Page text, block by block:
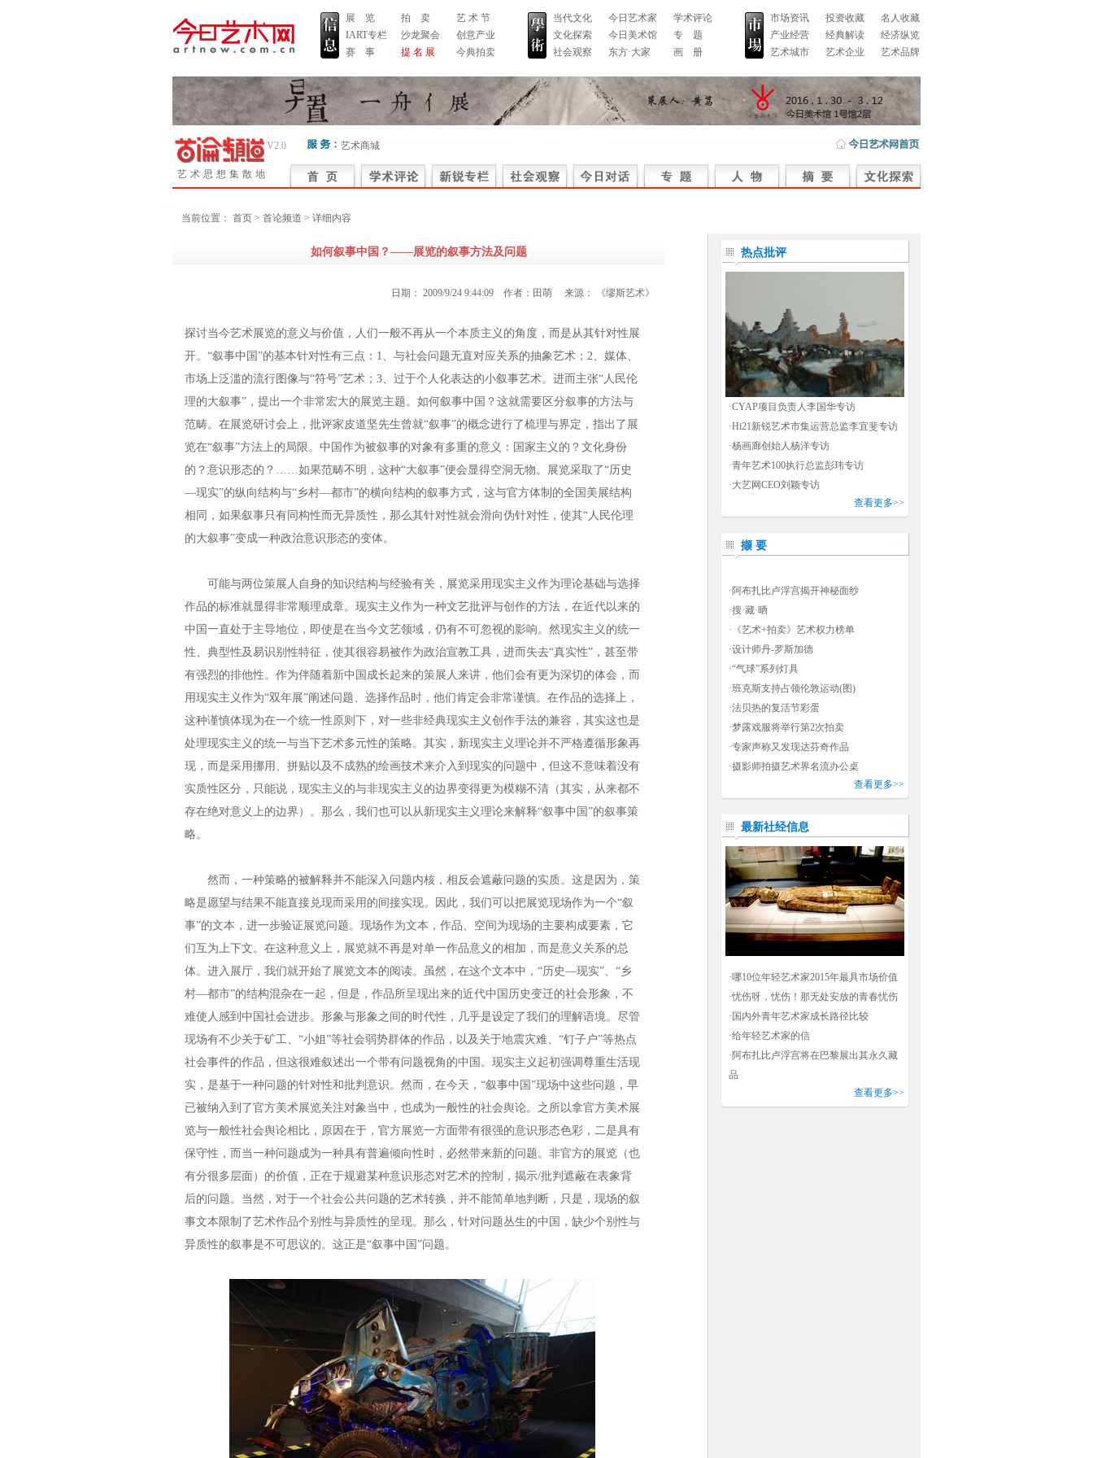
展 览
IART专栏
赛 事
拍 卖
沙龙聚会
提 名 展
艺 术 节
创意产业
今典拍卖
当代文化
文化探索
社会观察
今日艺术家
今日美术馆
东方·大家
学术评论
专 题
画 册
市场资讯
产业经营
艺术城市
投资收藏
经典解读
艺术企业
名人收藏
经济纵览
艺术品牌
艺术思想集散地
V2.0 艺术商城
当前位置： 首页 > 首论频道 > 详细内容
如何叙事中国？——展览的叙事方法及问题
日期： 2009/9/24 9:44:09 作者： 田萌 来源： 《缪斯艺术》
探讨当今艺术展览的意义与价值，人们一般不再从一个本质主义的角度，而是从其针对性展
开。“叙事中国”的基本针对性有三点：1、与社会问题无直对应关系的抽象艺术；2、媒体、
市场上泛滥的流行图像与“符号”艺术；3、过于个人化表达的小叙事艺术。进而主张“人民伦
理的大叙事”，提出一个非常宏大的展览主题。如何叙事中国？这就需要区分叙事的方法与
范畴。在展览研讨会上，批评家皮道坚先生曾就“叙事”的概念进行了梳理与界定，指出了展
览在“叙事”方法上的局限。中国作为被叙事的对象有多重的意义：国家主义的？文化身份
的？意识形态的？……如果范畴不明，这种“大叙事”便会显得空洞无物。展览采取了“历史
—现实”的纵向结构与“乡村—都市”的横向结构的叙事方式，这与官方体制的全国美展结构
相同，如果叙事只有同构性而无异质性，那么其针对性就会滑向伪针对性，使其“人民伦理
的大叙事”变成一种政治意识形态的变体。
可能与两位策展人自身的知识结构与经验有关，展览采用现实主义作为理论基础与选择
作品的标准就显得非常顺理成章。现实主义作为一种文艺批评与创作的方法，在近代以来的
中国一直处于主导地位，即使是在当今文艺领域，仍有不可忽视的影响。然现实主义的统一
性、典型性及易识别性特征，使其很容易被作为政治宣教工具，进而失去“真实性”，甚至带
有强烈的排他性。作为伴随着新中国成长起来的策展人来讲，他们会有更为深切的体会，而
用现实主义作为“双年展”阐述问题、选择作品时，他们肯定会非常谨慎。在作品的选择上，
这种谨慎体现为在一个统一性原则下，对一些非经典现实主义创作手法的兼容，其实这也是
处理现实主义的统一与当下艺术多元性的策略。其实，新现实主义理论并不严格遵循形象再
现，而是采用挪用、拼贴以及不成熟的绘画技术来介入到现实的问题中，但这不意味着没有
实质性区分，只能说，现实主义的与非现实主义的边界变得更为模糊不清（其实，从来都不
存在绝对意义上的边界）。那么，我们也可以从新现实主义理论来解释“叙事中国”的叙事策
略。
然而，一种策略的被解释并不能深入问题内核，相反会遮蔽问题的实质。这是因为，策
略是愿望与结果不能直接兑现而采用的间接实现。因此，我们可以把展览现场作为一个“叙
事”的文本，进一步验证展览问题。现场作为文本，作品、空间为现场的主要构成要素，它
们互为上下文。在这种意义上，展览就不再是对单一作品意义的相加，而是意义关系的总
体。进入展厅，我们就开始了展览文本的阅读。虽然，在这个文本中，“历史—现实”、“乡
村—都市”的结构混杂在一起，但是，作品所呈现出来的近代中国历史变迁的社会形象，不
难使人感到中国社会进步。形象与形象之间的时代性，几乎是设定了我们的理解语境。尽管
现场有不少关于矿工、“小姐”等社会弱势群体的作品，以及关于地震灾难、“钉子户”等热点
社会事件的作品，但这很难叙述出一个带有问题视角的中国。现实主义起初强调尊重生活现
实，是基于一种问题的针对性和批判意识。然而，在今天，“叙事中国”现场中这些问题，早
已被纳入到了官方美术展览关注对象当中，也成为一般性的社会舆论。之所以拿官方美术展
览与一般性社会舆论相比，原因在于，官方展览一方面带有很强的意识形态色彩，二是具有
保守性，而当一种问题成为一种具有普遍倾向性时，必然带来新的问题。非官方的展览（也
有分很多层面）的价值，正在于规避某种意识形态对艺术的控制，揭示/批判遮蔽在表象背
后的问题。当然，对于一个社会公共问题的艺术转换，并不能简单地判断，只是，现场的叙
事文本限制了艺术作品个别性与异质性的呈现。那么，针对问题丛生的中国，缺少个别性与
异质性的叙事是不可思议的。这正是“叙事中国”问题。
热点批评
·CYAP项目负责人李国华专访
·Hi21新锐艺术市集运营总监李宜斐专访
·杨画廊创始人杨洋专访
·青年艺术100执行总监彭玮专访
·大艺网CEO刘颖专访
查看更多>>
撷 要
·阿布扎比卢浮宫揭开神秘面纱
·搜·藏·晒
· 《艺术+拍卖》艺术权力榜单
·设计师丹-罗斯加德
·“气球”系列灯具
·班克斯支持占领伦敦运动(图)
·法贝热的复活节彩蛋
·梦露戏服将举行第2次拍卖
·专家声称又发现达芬奇作品
·摄影师拍摄艺术界名流办公桌
查看更多>>
最新社经信息
·哪10位年轻艺术家2015年最具市场价值
·忧伤呀，忧伤！那无处安放的青春忧伤
· 国内外青年艺术家成长路径比较
·给年轻艺术家的信
·阿布扎比卢浮宫将在巴黎展出其永久藏
品
查看更多>>